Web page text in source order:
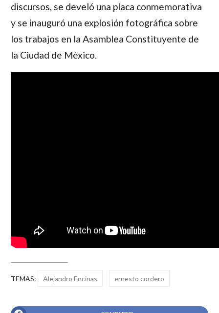
discursos, se develó una placa conmemorativa
y se inauguró una explosión fotográfica sobre
los trabajos en la Asamblea Constituyente de
la Ciudad de México.
TEMAS: Alejandro Encinas ernesto cordero